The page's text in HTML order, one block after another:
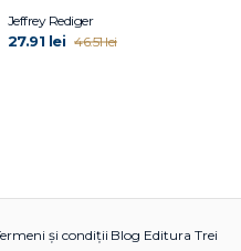
Jeffrey Rediger
27.91 lei 46.51 lei
și condiții Blog Editura Trei